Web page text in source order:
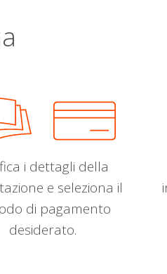
i dettagli della
e seleziona il
di pagamento
desiderato.